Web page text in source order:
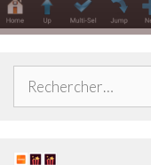
Rechercher :